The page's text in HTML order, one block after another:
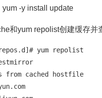
-y install update
和yum repolist创建缓存并
yum repolist
from cached hostfile